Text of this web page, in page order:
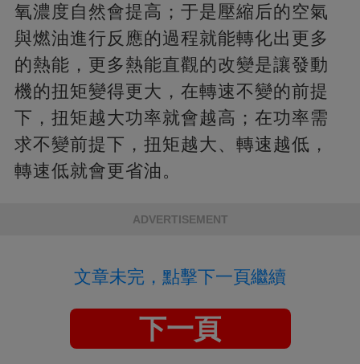
氧濃度自然會提高；于是壓縮后的空氣
與燃油進行反應的過程就能轉化出更多
的熱能，更多熱能直觀的改變是讓發動
機的扭矩變得更大，在轉速不變的前提
下，扭矩越大功率就會越高；在功率需
求不變前提下，扭矩越大、轉速越低，
轉速低就會更省油。
ADVERTISEMENT
文章未完，點擊下一頁繼續
下一頁